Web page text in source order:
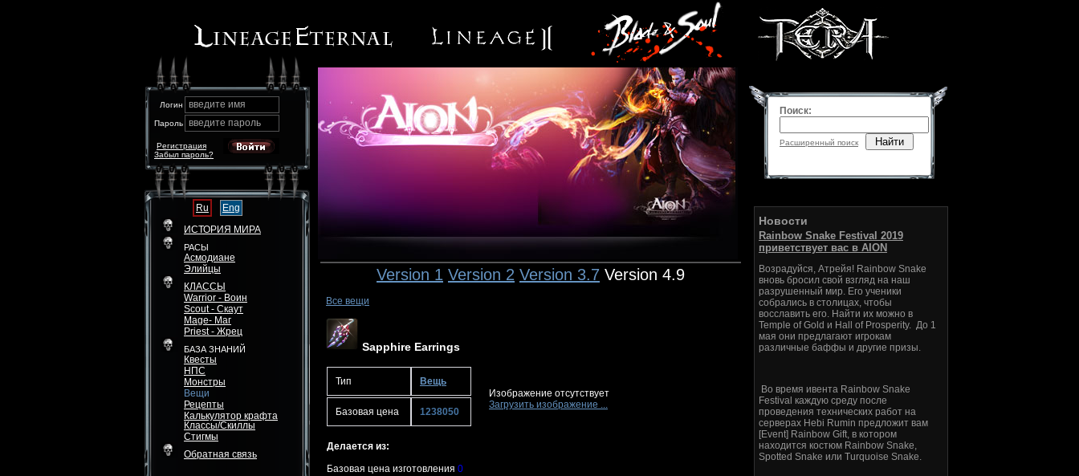
Логин введите имя
Пароль введите пароль
Забыл пароль?
Регистрация
Ru
Eng
ИСТОРИЯ МИРА
РАСЫ
Асмодиане
Элийцы
КЛАССЫ
Warrior - Воин
Scout - Скаут
Mage- Маг
Priest - Жрец
БАЗА ЗНАНИЙ
Квесты
НПС
Монстры
Вещи
Рецепты
Калькулятор крафта
Классы/Скиллы
Стигмы
Обратная связь
Version 1 Version 2 Version 3.7 Version 4.9
Все вещи
Sapphire Earrings
Тип Вещь
Базовая цена 1238050
Изображение отсутствует
Загрузить изображение ...
Делается из:
Базовая цена изготовления 0
Поиск:
Расширенный поиск Найти
Новости
Rainbow Snake Festival 2019
приветствует вас в AION
Возрадуйся, Атрейя! Rainbow Snake
вновь бросил свой взгляд на наш
разрушенный мир. Его ученики
собрались в столицах, чтобы
восславить его. Найти их можно в
Temple of Gold и Hall of Prosperity. До 1
мая они предлагают игрокам
различные баффы и другие призы.
Во время ивента Rainbow Snake
Festival каждую среду после
проведения технических работ на
серверах Hebi Rumin предложит вам
[Event] Rainbow Gift, в котором
находится костюм Rainbow Snake,
Spotted Snake или Turquoise Snake.